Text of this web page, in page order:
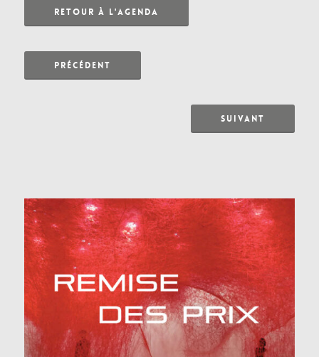
RETOUR À L'AGENDA
PRÉCÉDENT
SUIVANT